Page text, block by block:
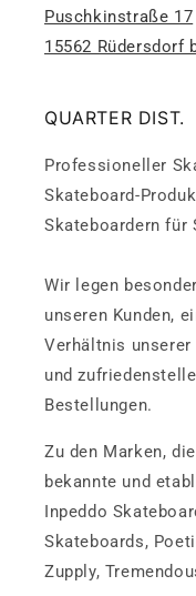
Puschkinstraße 17
15562 Rüdersdorf
QUARTER DIST.
Professioneller
Skateboard-
Skateboardern für
Wir legen
unseren Kunden,
Verhältnis
und
Bestellungen.
Zu den Marken,
bekannte und
Inpeddo
Skateboards,
Zupply,